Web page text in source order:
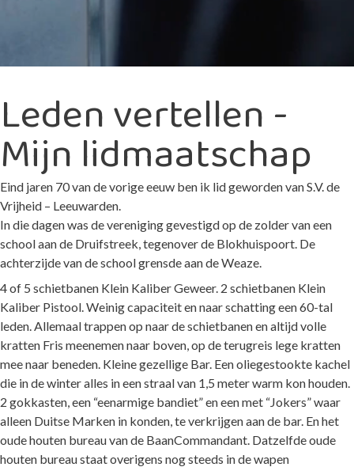
Leden vertellen -
Mijn lidmaatschap
Eind jaren 70 van de vorige eeuw ben ik lid geworden van S.V. de
Vrijheid – Leeuwarden.
In die dagen was de vereniging gevestigd op de zolder van een
school aan de Druifstreek, tegenover de Blokhuispoort. De
achterzijde van de school grensde aan de Weaze.
4 of 5 schietbanen Klein Kaliber Geweer. 2 schietbanen Klein
Kaliber Pistool. Weinig capaciteit en naar schatting een 60-tal
leden. Allemaal trappen op naar de schietbanen en altijd volle
kratten Fris meenemen naar boven, op de terugreis lege kratten
mee naar beneden. Kleine gezellige Bar. Een oliegestookte kachel
die in de winter alles in een straal van 1,5 meter warm kon houden.
2 gokkasten, een “eenarmige bandiet” en een met “Jokers” waar
alleen Duitse Marken in konden, te verkrijgen aan de bar. En het
oude houten bureau van de BaanCommandant. Datzelfde oude
houten bureau staat overigens nog steeds in de wapen